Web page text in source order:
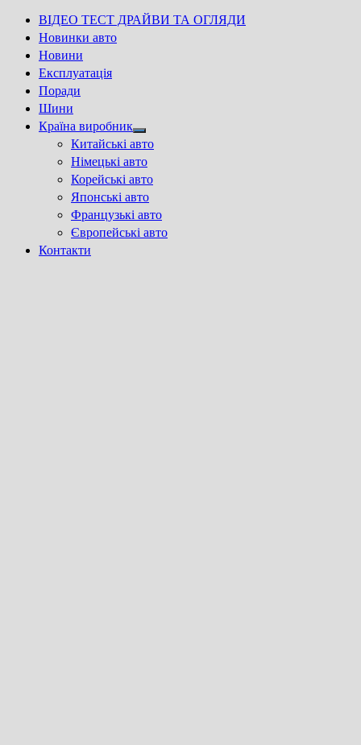
ВІДЕО ТЕСТ ДРАЙВИ ТА ОГЛЯДИ
Новинки авто
Новини
Експлуатація
Поради
Шини
Країна виробник
Show
sub
menu
Китайські авто
Німецькі авто
Корейські авто
Японські авто
Французькі авто
Європейські авто
Контакти